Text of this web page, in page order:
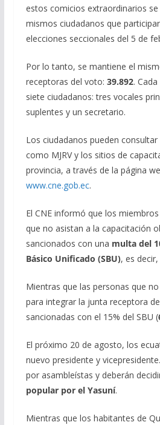
estos comicios extraordinarios
mismos ciudadanos que
elecciones seccionales del 5 de
Por lo tanto, se mantiene el
receptoras del voto: 39.892.
siete ciudadanos: tres vocales
suplentes y un secretario.
Los ciudadanos pueden
como MJRV y los sitios de
provincia, a través de la página
www.cne.gob.ec.
El CNE informó que los
que no asistan a la capacitación
sancionados con una multa del
Básico Unificado (SBU), es decir,
Mientras que las personas que
para integrar la junta receptora
sancionadas con el 15% del SBU (
El próximo 20 de agosto, los
nuevo presidente y
por asambleístas y deberán
popular por el Yasuní.
Mientras que los habitantes de